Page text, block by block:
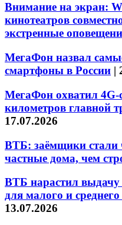
Внимание на экран:
кинотеатров
экстренные
МегаФон назвал
смартфоны в России |
МегаФон охватил 4G-
километров главной
17.07.2026
ВТБ: заёмщики стали
частные дома, чем
ВТБ нарастил выдачу
для малого и
13.07.2026